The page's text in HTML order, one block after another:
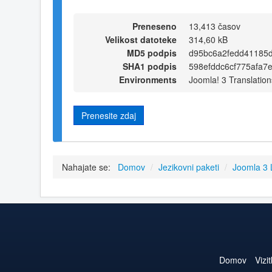
Preneseno
13,413 časov
Velikost datoteke
314,60 kB
MD5 podpis
SHA1 podpis
Environments
Joomla! 3
Prenesite zdaj
Nahajate se: Domov / Jezikovni paketi / Joomla 3
Domov